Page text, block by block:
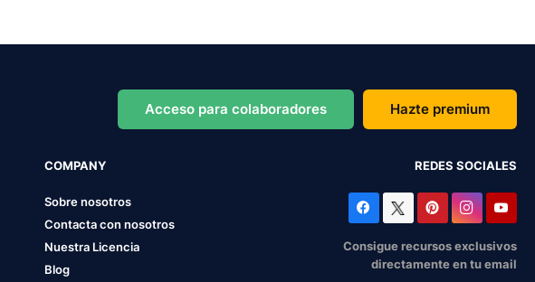
Acceso para colaboradores Hazte premium
COMPANY
Sobre nosotros
Contacta con nosotros
Nuestra Licencia
Blog
REDES SOCIALES
Consigue recursos exclusivos
directamente en tu email